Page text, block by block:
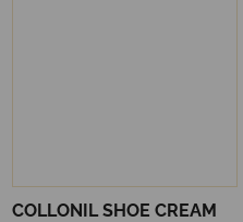
COLLONIL SHOE CREAM